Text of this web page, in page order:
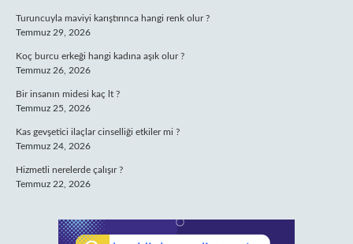
Turuncuyla maviyi karıştırınca hangi renk olur ?
Temmuz 29, 2026
Koç burcu erkeği hangi kadına aşık olur ?
Temmuz 26, 2026
Bir insanın midesi kaç lt ?
Temmuz 25, 2026
Kas gevşetici ilaçlar cinselliği etkiler mi ?
Temmuz 24, 2026
Hizmetli nerelerde çalışır ?
Temmuz 22, 2026